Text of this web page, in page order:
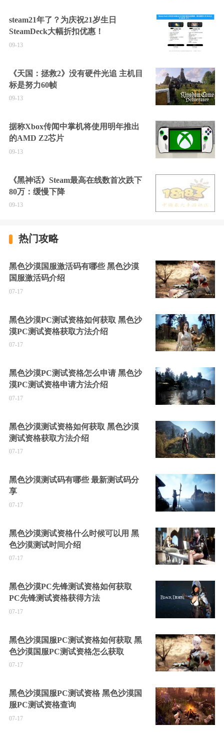
steam21年了？为庆祝21岁生日
SteamDeck大幅折扣优惠！
09-13
《天国：拯救2》没有硬件光追 主机目
标是努力60帧
09-13
据称Xbox传闻中掌机将使用明年推出
的AMD Z2芯片
09-13
《黑神话》Steam最高在线数首次跌下
80万：缓慢下降
09-13
热门攻略
黑色沙漠国服激活码有哪些 黑色沙漠
国服激活码介绍
07-17
黑色沙漠PC测试资格如何获取 黑色沙
漠PC测试资格获取方法介绍
07-17
黑色沙漠PC测试资格怎么申请 黑色沙
漠PC测试资格申请方法介绍
07-17
黑色沙漠测试资格如何获取 黑色沙漠
测试资格获取方法介绍
07-17
黑色沙漠测试码有哪些 最新测试码分
享
07-17
黑色沙漠测试资格什么时候可以用 黑
色沙漠测试时间介绍
07-17
黑色沙漠PC先锋测试资格如何获取
PC先锋测试资格获得方法
07-17
黑色沙漠国服PC测试资格如何获取 黑
色沙漠国服PC测试资格怎么获取
07-17
黑色沙漠国服PC测试资格 黑色沙漠国
服PC测试资格查询
07-17